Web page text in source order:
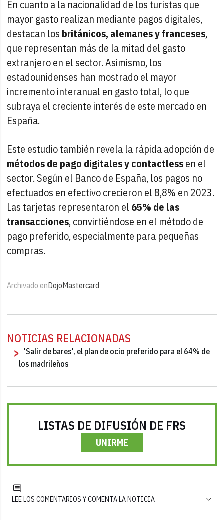
En cuanto a la nacionalidad de los turistas que
mayor gasto realizan mediante pagos digitales,
destacan los británicos, alemanes y franceses,
que representan más de la mitad del gasto
extranjero en el sector. Asimismo, los
estadounidenses han mostrado el mayor
incremento interanual en gasto total, lo que
subraya el creciente interés de este mercado en
España.
Este estudio también revela la rápida adopción de
métodos de pago digitales y contactlessen el
sector. Según el Banco de España, los pagos no
efectuados en efectivo crecieron el 8,8% en 2023.
Las tarjetas representaron el 65% de las
transacciones, convirtiéndose en el método de
pago preferido, especialmente para pequeñas
compras.
Archivado enDojoMastercard
NOTICIAS RELACIONADAS
'Salir de bares', el plan de ocio preferido para el 64% de
los madrileños
LISTAS DE DIFUSIÓN DE FRS
UNIRME
LEE LOS COMENTARIOS Y COMENTA LA NOTICIA